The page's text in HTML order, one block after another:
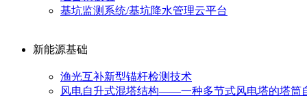
基坑监测系统/基坑降水管理云平台
新能源基础
渔光互补新型锚杆检测技术
风电自升式混塔结构——一种多节式风电塔的塔筒